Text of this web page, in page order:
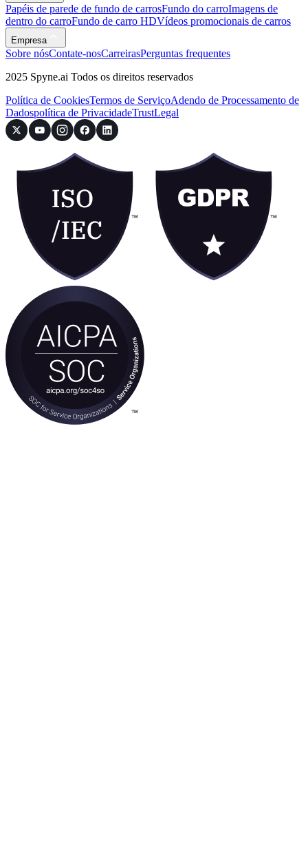
Papéis de parede de fundo de carrosFundo do carroImagens de
dentro do carroFundo de carro HDVídeos promocionais de carros
Empresa
Sobre nósContate-nosCarreirasPerguntas frequentes
2025 Spyne.ai Todos os direitos reservados
Política de CookiesTermos de ServiçoAdendo de Processamento de
Dadospolítica de PrivacidadeTrustLegal